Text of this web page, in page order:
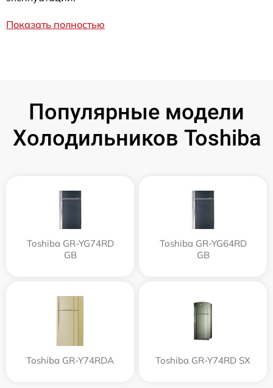
Показать полностью
Популярные модели
Холодильников Toshiba
Toshiba GR-YG74RD
GB
Toshiba GR-YG64RD
GB
Toshiba GR-Y74RDA Toshiba GR-Y74RD SX